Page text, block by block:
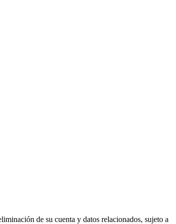
de su cuenta y datos relacionados, sujeto a